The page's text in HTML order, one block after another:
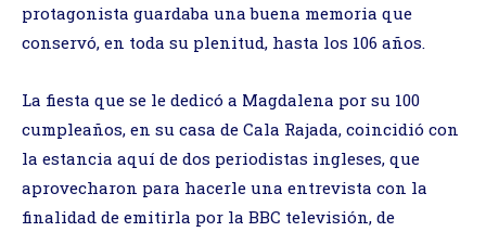
protagonista guardaba una buena memoria que
conservó, en toda su plenitud, hasta los 106 años.
La fiesta que se le dedicó a Magdalena por su 100
cumpleaños, en su casa de Cala Rajada, coincidió con
la estancia aquí de dos periodistas ingleses, que
aprovecharon para hacerle una entrevista con la
finalidad de emitirla por la BBC televisión, de